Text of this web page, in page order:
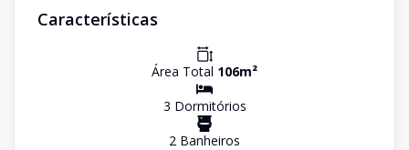
Características
Área Total 106m²
3 Dormitórios
2 Banheiros